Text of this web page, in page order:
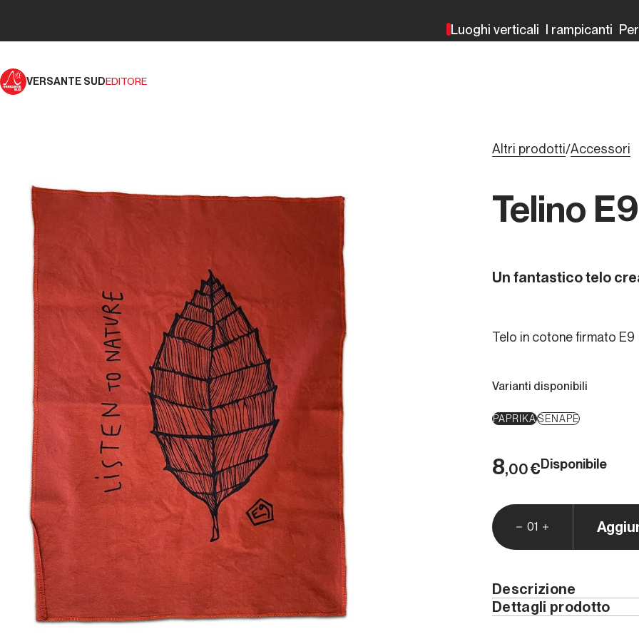
Luoghi verticali I rampicanti
VERSANTE SUDEDITORE
Altri prodotti/Accessori
Telino E9
Un fantastico telo
Telo in cotone firmato E9
Varianti disponibili
PAPRIKASENAPE
8,00€Disponibile
01
Descrizione
Un fantastico telo creato
Dettagli prodotto